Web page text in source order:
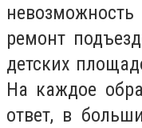
ремонт
детских
На каждое
ответ, в